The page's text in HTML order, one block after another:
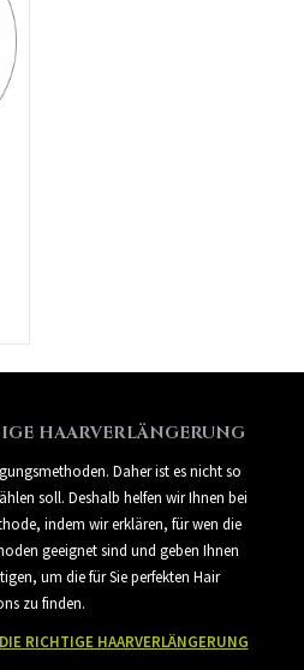
HAARVERLÄNGERUNG
Daher ist es nicht so
soll. Deshalb helfen wir Ihnen bei
indem wir erklären, für wen die
geeignet sind und geben Ihnen
um die für Sie perfekten Hair
zu finden.
RICHTIGE HAARVERLÄNGERUNG